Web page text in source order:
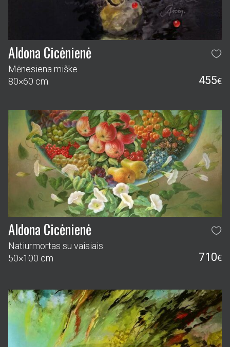
Aldona Cicėnienė
Mėnesiena miške
80×60 cm
455€
Aldona Cicėnienė
Natiurmortas su vaisiais
50×100 cm
710€